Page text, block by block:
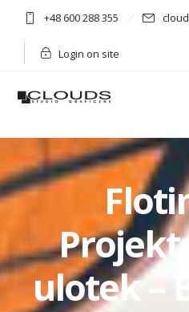
+48 600 288 355
Login on site
ulotek –